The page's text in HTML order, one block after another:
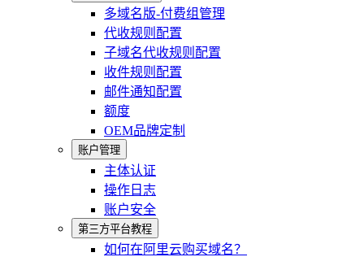
多域名版-付费组管理
代收规则配置
子域名代收规则配置
收件规则配置
邮件通知配置
额度
OEM品牌定制
账户管理
主体认证
操作日志
账户安全
第三方平台教程
如何在阿里云购买域名？